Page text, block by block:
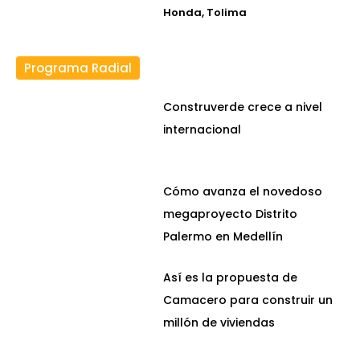
Honda, Tolima
Programa Radial
Construverde crece a nivel
internacional
Cómo avanza el novedoso
megaproyecto Distrito
Palermo en Medellín
Así es la propuesta de
Camacero para construir un
millón de viviendas